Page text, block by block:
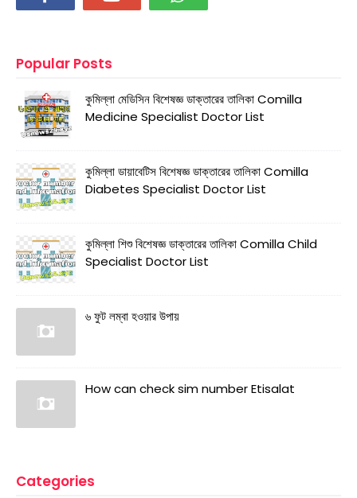
Popular Posts
কুমিল্লা মেডিসিন বিশেষজ্ঞ ডাক্তারের তালিকা Comilla
Medicine Specialist Doctor List
কুমিল্লা ডায়াবেটিস বিশেষজ্ঞ ডাক্তারের তালিকা Comilla
Diabetes Specialist Doctor List
কুমিল্লা শিশু বিশেষজ্ঞ ডাক্তারের তালিকা Comilla Child
Specialist Doctor List
৬ ফুট লম্বা হওয়ার উপায়
How can check sim number Etisalat
Categories